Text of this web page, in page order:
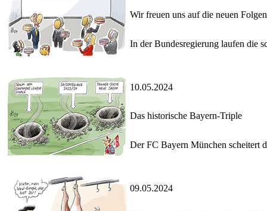
Wir freuen uns auf die neuen
In der Bundesregierung laufen die
10.05.2024
Das historische Bayern-Triple
Der FC Bayern München scheitert
09.05.2024